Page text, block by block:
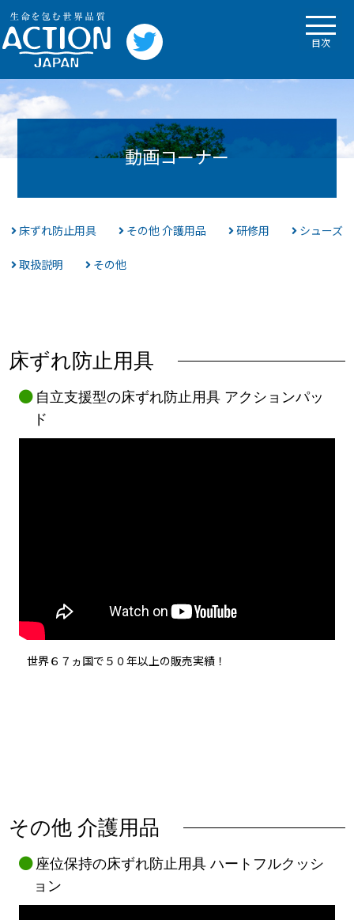
目次
動画コーナー
床ずれ防止用具 その他 介護用品 研修用 シューズ
取扱説明 その他
床ずれ防止用具
自立支援型の床ずれ防止用具 アクションパッ
ド
世界６７ヵ国で５０年以上の販売実績！
その他 介護用品
座位保持の床ずれ防止用具 ハートフルクッシ
ョン